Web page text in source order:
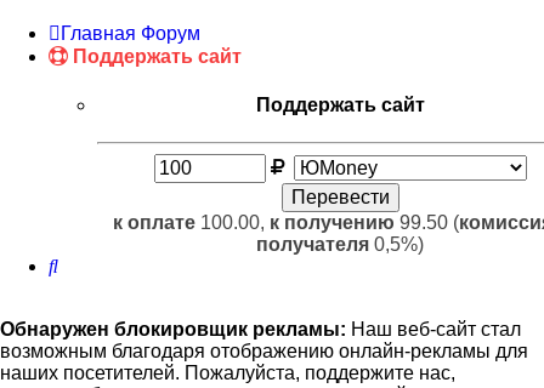
Главная Форум
Поддержать сайт
Поддержать сайт
к оплате100.00, к получению 99.50 (
получателя 0,5%)
Поиск
Обнаружен блокировщик рекламы: Наш веб-сайт стал
возможным благодаря отображению онлайн-рекламы для
наших посетителей. Пожалуйста, поддержите нас,